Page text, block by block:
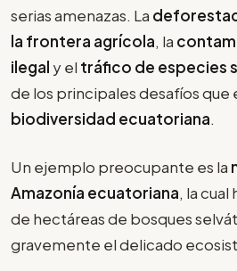
serias amenazas. La
la frontera agrícola, la
ilegal y el tráfico de especies
de los principales desafíos que
biodiversidad ecuatoriana.
Un ejemplo preocupante es la
Amazonía ecuatoriana, la
de hectáreas de bosques
gravemente el delicado